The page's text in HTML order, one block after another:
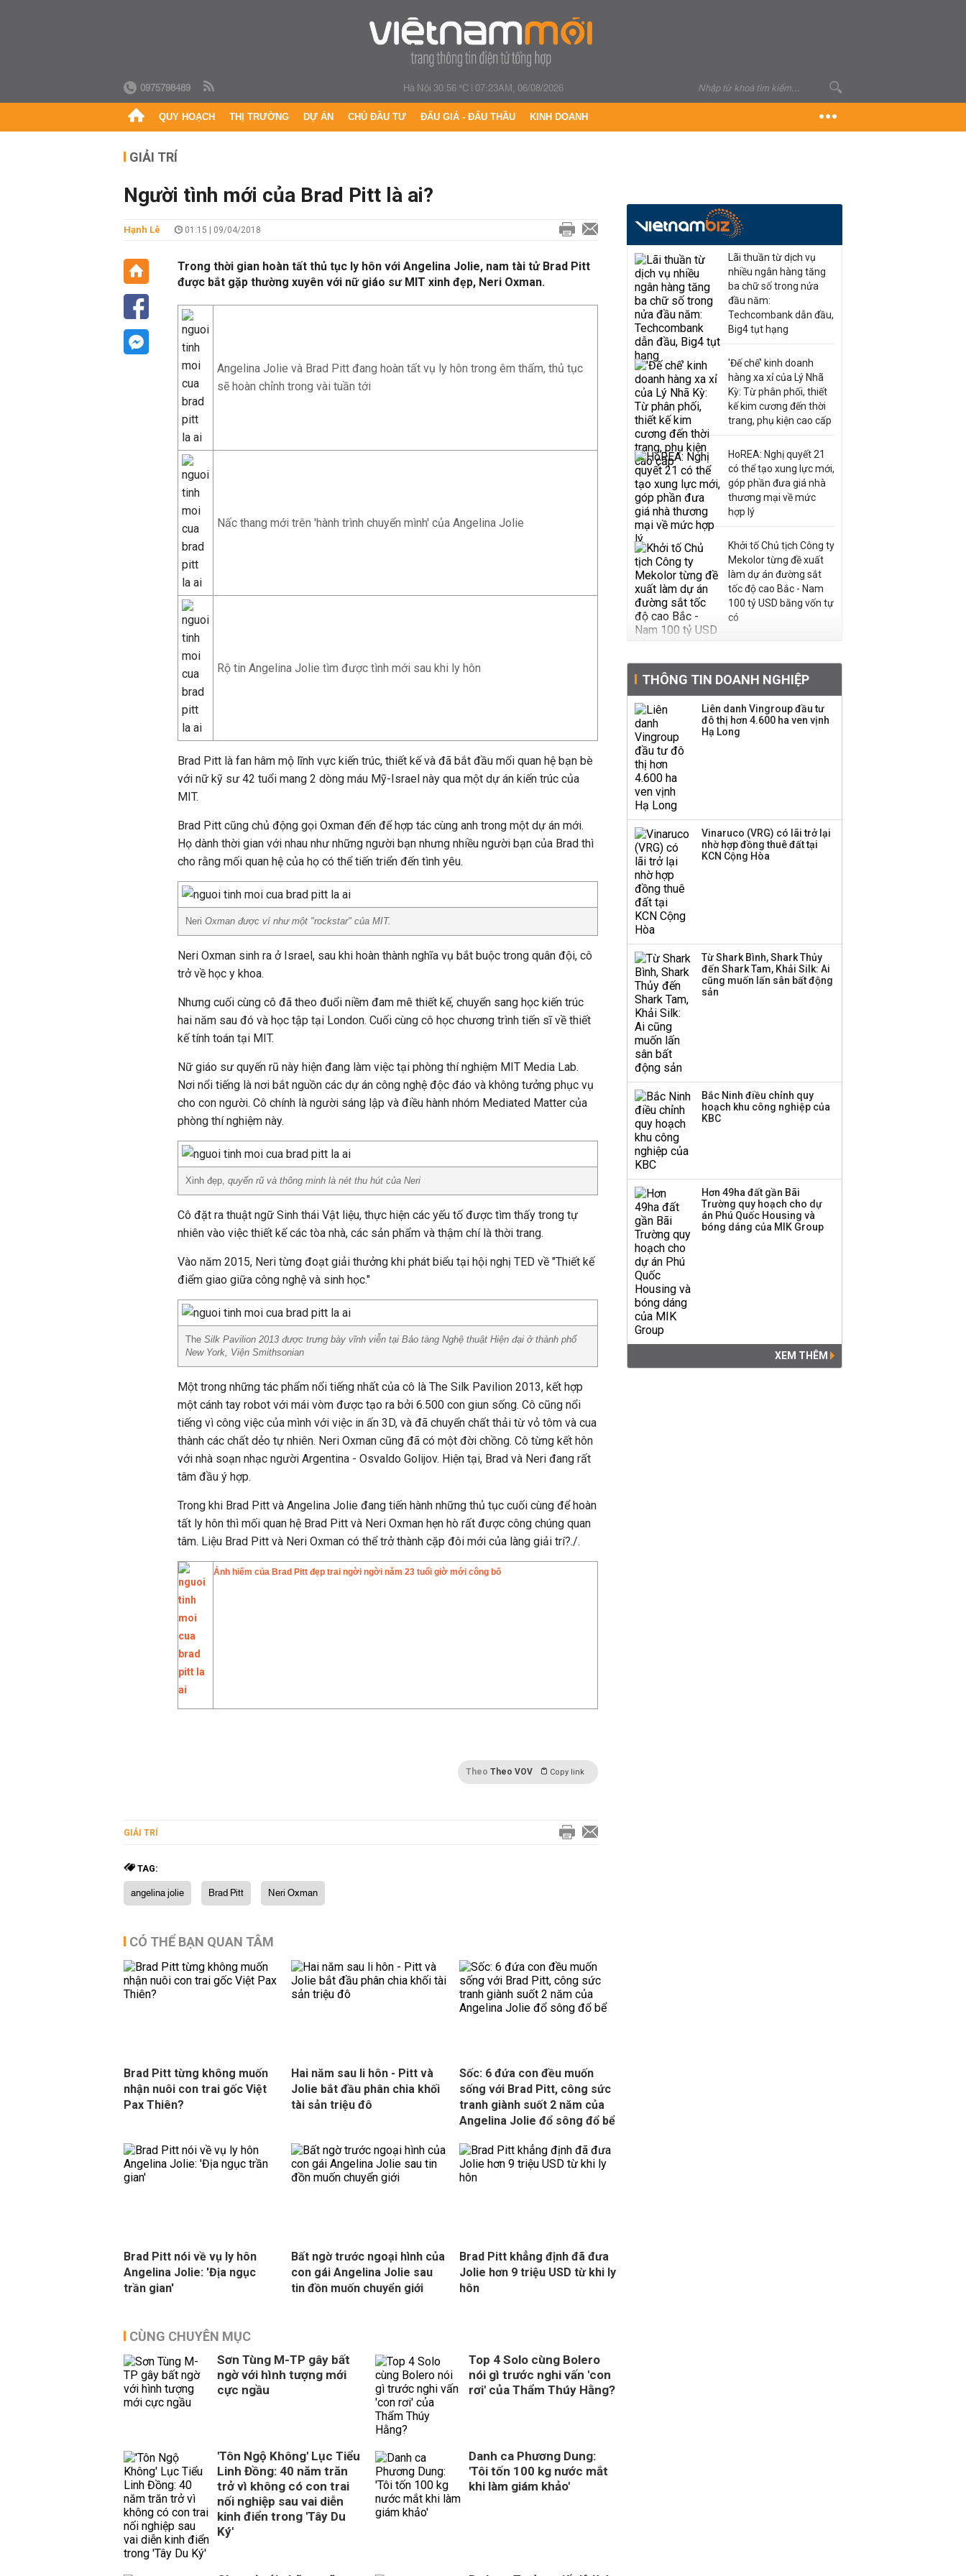
0975798489 Hà Nội 30.56 °C|07:23AM, 06/08/2026
QUY HOẠCH THỊ TRƯỜNG DỰ ÁN CHỦ ĐẦU TƯ ĐẤU GIÁ - ĐẤU THẦU KINH DOANH
GIẢI TRÍ
Người tình mới của Brad Pitt là ai?
Hạnh Lê 01:15 | 09/04/2018
Trong thời gian hoàn tất thủ tục ly hôn với Angelina Jolie, nam tài tử Brad Pitt
được bắt gặp thường xuyên với nữ giáo sư MIT xinh đẹp, Neri Oxman.
Angelina Jolie và Brad Pitt đang hoàn tất vụ ly hôn trong êm thấm, thủ tục
sẽ hoàn chỉnh trong vài tuần tới
Nấc thang mới trên 'hành trình chuyển mình' của Angelina Jolie
Rộ tin Angelina Jolie tìm được tình mới sau khi ly hôn
Brad Pitt là fan hâm mộ lĩnh vực kiến trúc, thiết kế và đã bắt đầu mối quan hệ bạn bè
với nữ kỹ sư 42 tuổi mang 2 dòng máu Mỹ-Israel này qua một dự án kiến trúc của
MIT.
Brad Pitt cũng chủ động gọi Oxman đến để hợp tác cùng anh trong một dự án mới.
Họ dành thời gian với nhau như những người bạn nhưng nhiều người bạn của Brad thì
cho rằng mối quan hệ của họ có thể tiến triển đến tình yêu.
Neri Oxman được ví như một "rockstar" của MIT.
Neri Oxman sinh ra ở Israel, sau khi hoàn thành nghĩa vụ bắt buộc trong quân đội, cô
trở về học y khoa.
Nhưng cuối cùng cô đã theo đuổi niềm đam mê thiết kế, chuyển sang học kiến trúc
hai năm sau đó và học tập tại London. Cuối cùng cô học chương trình tiến sĩ về thiết
kế tính toán tại MIT.
Nữ giáo sư quyến rũ này hiện đang làm việc tại phòng thí nghiệm MIT Media Lab.
Nơi nổi tiếng là nơi bắt nguồn các dự án công nghệ độc đáo và không tưởng phục vụ
cho con người. Cô chính là người sáng lập và điều hành nhóm Mediated Matter của
phòng thí nghiệm này.
Xinh đẹp, quyến rũ và thông minh là nét thu hút của Neri
Cô đặt ra thuật ngữ Sinh thái Vật liệu, thực hiện các yếu tố được tìm thấy trong tự
nhiên vào việc thiết kế các tòa nhà, các sản phẩm và thậm chí là thời trang.
Vào năm 2015, Neri từng đoạt giải thưởng khi phát biểu tại hội nghị TED về "Thiết kế
điểm giao giữa công nghệ và sinh học."
The Silk Pavilion 2013 được trưng bày vĩnh viễn tại Bảo tàng Nghệ thuật Hiện đại ở thành phố
New York, Viện Smithsonian
Một trong những tác phẩm nổi tiếng nhất của cô là The Silk Pavilion 2013, kết hợp
một cánh tay robot với mái vòm được tạo ra bởi 6.500 con giun sống. Cô cũng nổi
tiếng vì công việc của mình với việc in ấn 3D, và đã chuyển chất thải từ vỏ tôm và cua
thành các chất dẻo tự nhiên. Neri Oxman cũng đã có một đời chồng. Cô từng kết hôn
với nhà soạn nhạc người Argentina - Osvaldo Golijov. Hiện tại, Brad và Neri đang rất
tâm đầu ý hợp.
Trong khi Brad Pitt và Angelina Jolie đang tiến hành những thủ tục cuối cùng để hoàn
tất ly hôn thì mối quan hệ Brad Pitt và Neri Oxman hẹn hò rất được công chúng quan
tâm. Liệu Brad Pitt và Neri Oxman có thể trở thành cặp đôi mới của làng giải trí?./.
Ảnh hiếm của Brad Pitt đẹp trai ngời ngời năm 23 tuổi giờ mới công bố
Theo Theo VOV Copy link
GIẢI TRÍ
TAG:
angelina jolie Brad Pitt Neri Oxman
CÓ THỂ BẠN QUAN TÂM
Brad Pitt từng không muốn
nhận nuôi con trai gốc Việt
Pax Thiên?
Hai năm sau li hôn - Pitt và
Jolie bắt đầu phân chia khối
tài sản triệu đô
Sốc: 6 đứa con đều muốn
sống với Brad Pitt, công sức
tranh giành suốt 2 năm của
Angelina Jolie đổ sông đổ bể
Brad Pitt nói về vụ ly hôn
Angelina Jolie: 'Địa ngục
trần gian'
Bất ngờ trước ngoại hình của
con gái Angelina Jolie sau
tin đồn muốn chuyển giới
Brad Pitt khẳng định đã đưa
Jolie hơn 9 triệu USD từ khi ly
hôn
CÙNG CHUYÊN MỤC
Sơn Tùng M-TP gây bất
ngờ với hình tượng mới
cực ngầu
Top 4 Solo cùng Bolero
nói gì trước nghi vấn 'con
rơi' của Thẩm Thúy Hằng?
'Tôn Ngộ Không' Lục Tiểu
Linh Đồng: 40 năm trăn
trở vì không có con trai
nối nghiệp sau vai diễn
kinh điển trong 'Tây Du
Ký'
Danh ca Phương Dung:
'Tôi tốn 100 kg nước mắt
khi làm giám khảo'
Lãi thuần từ dịch vụ
nhiều ngân hàng tăng
ba chữ số trong nửa
đầu năm:
Techcombank dẫn đầu,
Big4 tụt hạng
'Đế chế’ kinh doanh
hàng xa xỉ của Lý Nhã
Kỳ: Từ phân phối, thiết
kế kim cương đến thời
trang, phụ kiện cao cấp
HoREA: Nghị quyết 21
có thể tạo xung lực mới,
góp phần đưa giá nhà
thương mại về mức
hợp lý
Khởi tố Chủ tịch Công ty
Mekolor từng đề xuất
làm dự án đường sắt
tốc độ cao Bắc - Nam
100 tỷ USD bằng vốn tự
có
thường, dự kiến điều
chỉnh kế hoạch kinh
doanh 2026
Kinh Bắc dự kiến cho
drone và trừng phạt
doanh nghiệp Mỹ
Sacombank phát hành
ba đợt trái phiếu thu về
THÔNG TIN DOANH NGHIỆP
Liên danh Vingroup đầu tư
đô thị hơn 4.600 ha ven vịnh
Hạ Long
Vinaruco (VRG) có lãi trở lại
nhờ hợp đồng thuê đất tại
KCN Cộng Hòa
Từ Shark Bình, Shark Thủy
đến Shark Tam, Khải Silk: Ai
cũng muốn lấn sân bất động
sản
Bắc Ninh điều chỉnh quy
hoạch khu công nghiệp của
KBC
Hơn 49ha đất gần Bãi
Trường quy hoạch cho dự
án Phú Quốc Housing và
bóng dáng của MIK Group
XEM THÊM